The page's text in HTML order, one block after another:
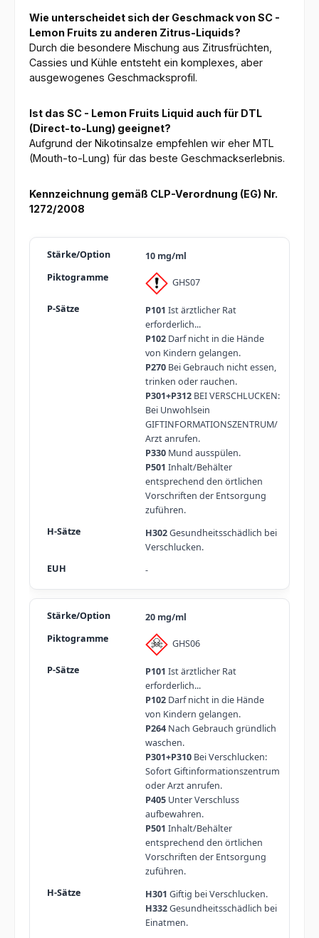
Wie unterscheidet sich der Geschmack von SC -
Lemon Fruits zu anderen Zitrus-Liquids?
Durch die besondere Mischung aus Zitrusfrüchten,
Cassies und Kühle entsteht ein komplexes, aber
ausgewogenes Geschmacksprofil.
Ist das SC - Lemon Fruits Liquid auch für DTL
(Direct-to-Lung) geeignet?
Aufgrund der Nikotinsalze empfehlen wir eher MTL
(Mouth-to-Lung) für das beste Geschmackserlebnis.
Kennzeichnung gemäß CLP-Verordnung (EG) Nr.
1272/2008
10 mg/ml
GHS07
P101 Ist ärztlicher Rat
erforderlich...
P102Darf nicht in die Hände
von Kindern gelangen.
P270Bei Gebrauch nicht essen,
trinken oder rauchen.
P301+P312BEI VERSCHLUCKEN:
Bei Unwohlsein
GIFTINFORMATIONSZENTRUM/
Arzt anrufen.
P330Mund ausspülen.
P501 Inhalt/Behälter
entsprechend den örtlichen
Vorschriften der Entsorgung
zuführen.
H302Gesundheitsschädlich bei
Verschlucken.
-
20 mg/ml
GHS06
P101 Ist ärztlicher Rat
erforderlich...
P102Darf nicht in die Hände
von Kindern gelangen.
P264Nach Gebrauch gründlich
waschen.
P301+P310Bei Verschlucken:
Sofort Giftinformationszentrum
oder Arzt anrufen.
P405Unter Verschluss
aufbewahren.
P501 Inhalt/Behälter
entsprechend den örtlichen
Vorschriften der Entsorgung
zuführen.
H301 Giftig bei Verschlucken.
H332Gesundheitsschädlich bei
Einatmen.